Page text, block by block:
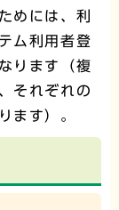
めには、利
ム利用者登
ります（複
それぞれの
ます）。